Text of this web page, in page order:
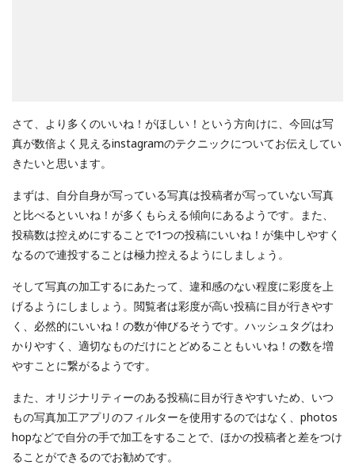
さて、より多くのいいね！がほしい！という方向けに、今回は写
真が数倍よく見えるinstagramのテクニックについてお伝えしてい
きたいと思います。
まずは、自分自身が写っている写真は投稿者が写っていない写真
と比べるといいね！が多くもらえる傾向にあるようです。また、
投稿数は控えめにすることで1つの投稿にいいね！が集中しやすく
なるので連投することは極力控えるようにしましょう。
そして写真の加工するにあたって、違和感のない程度に彩度を上
げるようにしましょう。閲覧者は彩度が高い投稿に目が行きやす
く、必然的にいいね！の数が伸びるそうです。ハッシュタグはわ
かりやすく、適切なものだけにとどめることもいいね！の数を増
やすことに繋がるようです。
また、オリジナリティーのある投稿に目が行きやすいため、いつ
もの写真加工アプリのフィルターを使用するのではなく、photos
hopなどで自分の手で加工をすることで、ほかの投稿者と差をつけ
ることができるのでお勧めです。